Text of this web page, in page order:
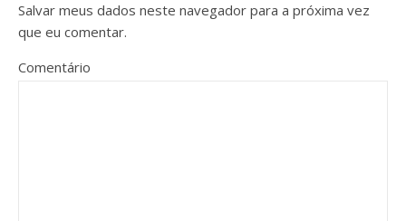
Salvar meus dados neste navegador para a próxima vez
que eu comentar.
Comentário